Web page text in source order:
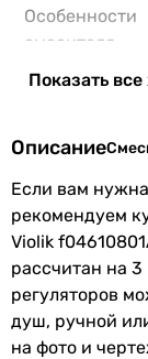
Особенности
смесителя
Подключение
Материал
Производство
Коллекции
изделия
Показать
Описание
Если вам
рекомендуем
Violik
рассчитан на
регуляторов
душ, ручной
на фото и